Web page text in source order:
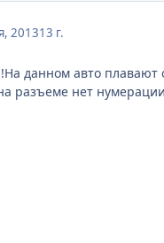
201313 г.
данном авто
разъеме нет нумерации